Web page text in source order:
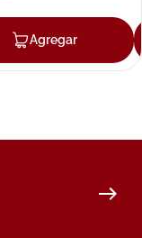
Agregar
Agregar